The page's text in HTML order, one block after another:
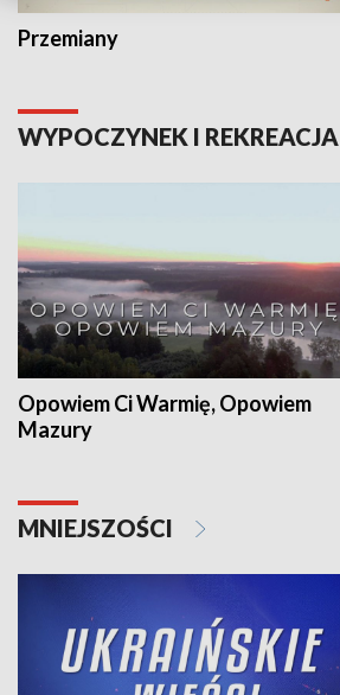
Przemiany
WYPOCZYNEK I REKREACJA
Opowiem Ci Warmię, Opowiem
Mazury
MNIEJSZOŚCI